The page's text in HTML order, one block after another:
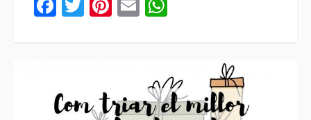
Facebook
Twitter
Pinterest
Email